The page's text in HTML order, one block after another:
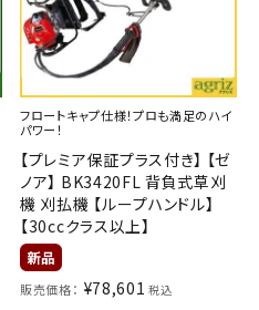
フロートキャプ仕様！プロも満足のハイ
パワー！
【プレミア保証プラス付き】 【ゼ
ノア】 BK3420FL 背負式草刈
機 刈払機 【ループハンドル】
【30ccクラス以上】
販売価格： ¥78,601 税込